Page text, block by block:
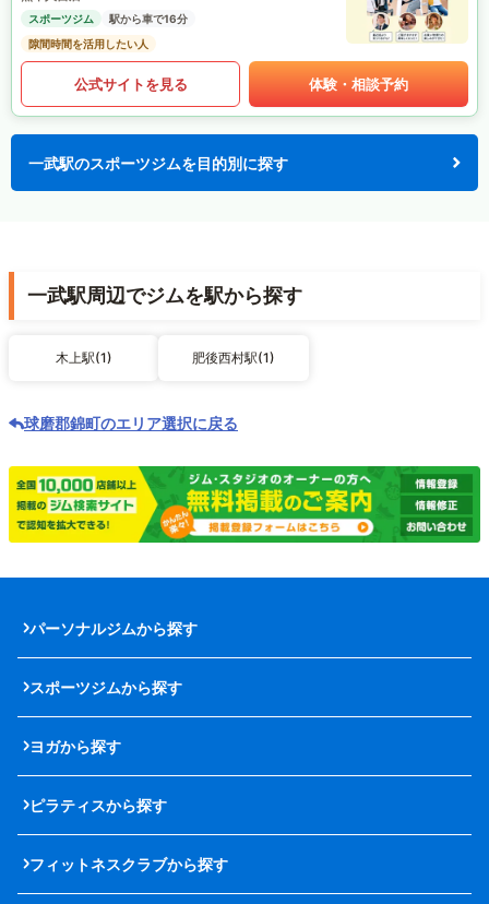
スポーツジム
駅から車で16分
隙間時間を活用したい人
公式サイトを見る 体験・相談予約
一武駅のスポーツジムを目的別に探す
一武駅周辺でジムを駅から探す
木上駅(1) 肥後西村駅(1)
球磨郡錦町のエリア選択に戻る
パーソナルジムから探す
スポーツジムから探す
ヨガから探す
ピラティスから探す
フィットネスクラブから探す